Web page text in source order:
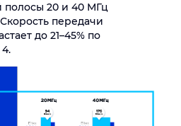
20 и 40 МГц
передачи
до 21–45% по